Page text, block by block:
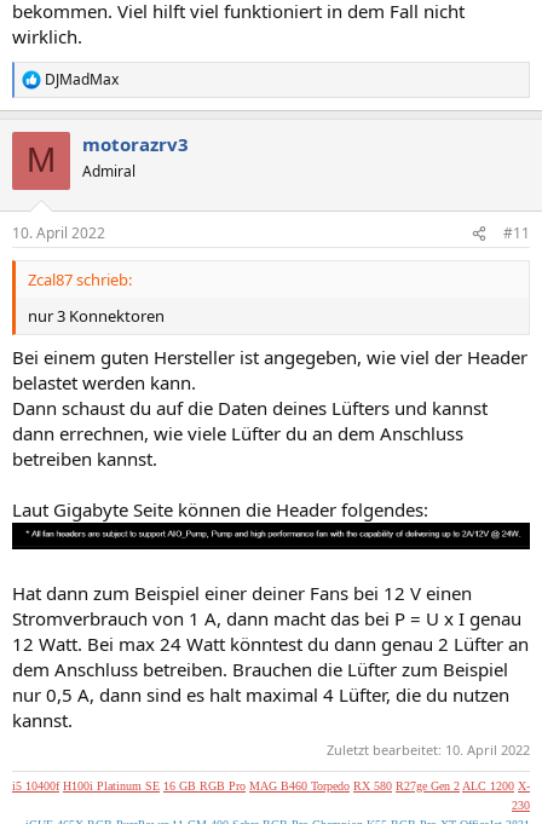
bekommen. Viel hilft viel funktioniert in dem Fall nicht
wirklich.
R
e
e
n
DJMadMax
M motorazrv3
Admiral
10. April 2022 #11
Zcal87 schrieb:
nur 3 Konnektoren
Bei einem guten Hersteller ist angegeben, wie viel der Header
belastet werden kann.
Dann schaust du auf die Daten deines Lüfters und kannst
dann errechnen, wie viele Lüfter du an dem Anschluss
betreiben kannst.
Laut Gigabyte Seite können die Header folgendes:
Hat dann zum Beispiel einer deiner Fans bei 12 V einen
Stromverbrauch von 1 A, dann macht das bei P = U x I genau
12 Watt. Bei max 24 Watt könntest du dann genau 2 Lüfter an
dem Anschluss betreiben. Brauchen die Lüfter zum Beispiel
nur 0,5 A, dann sind es halt maximal 4 Lüfter, die du nutzen
kannst.
Zuletzt bearbeitet: 10. April 2022
i5 10400f H100i Platinum SE 16 GB RGB Pro MAG B460 Torpedo RX 580 R27ge Gen 2 ALC 1200 X-
230